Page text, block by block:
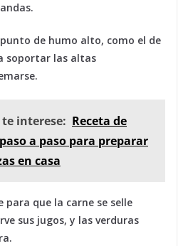
de humo alto, como el de
soportar las altas
interese: Receta de
a paso para preparar
en casa
para que la carne se selle
sus jugos, y las verduras